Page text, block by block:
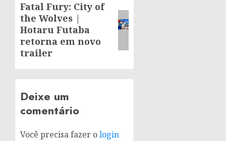
Next
post:
Fatal Fury: City of
the Wolves |
Hotaru Futaba
retorna em novo
trailer
Deixe um
comentário
Você precisa fazer ologin